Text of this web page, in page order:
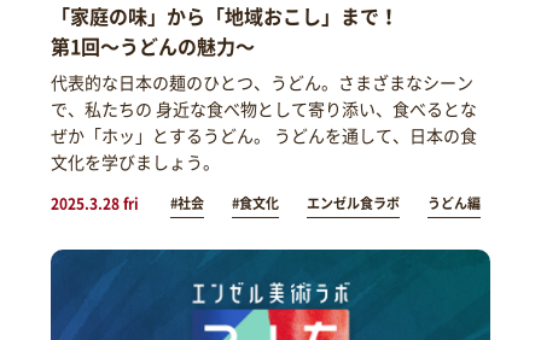
「家庭の味」から「地域おこし」まで！
第1回～うどんの魅力～
代表的な日本の麺のひとつ、うどん。さまざまなシーン
で、私たちの 身近な食べ物として寄り添い、食べるとな
ぜか「ホッ」とするうどん。 うどんを通して、日本の食
文化を学びましょう。
2025.3.28 fri #社会 #食文化 エンゼル食ラボ うどん編